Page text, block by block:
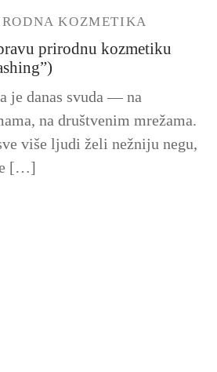
KOZMETIKA
prirodnu kozmetiku
je danas svuda — na
na društvenim mrežama.
više ljudi želi nežniju negu,
[…]